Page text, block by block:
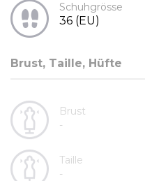
Schuhgrösse
36 (EU)
Brust, Taille, Hüfte
Brust
-
Taille
-